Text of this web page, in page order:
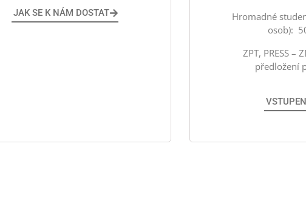
JAK SE K NÁM DOSTAT
Hromadné
osob):
ZPT, PRESS –
předložení